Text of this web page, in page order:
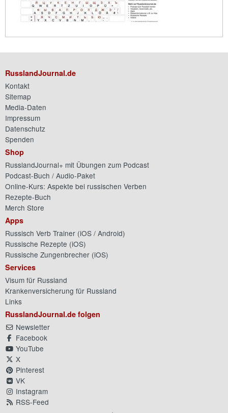
RusslandJournal.de
Kontakt
Sitemap
Media-Daten
Impressum
Datenschutz
Spenden
Shop
RusslandJournal+ mit Übungen zum Podcast
Podcast-Buch / Audio-Paket
Online-Kurs: Aspekte bei russischen Verben
Rezepte-Buch
Merch Store
Apps
Russisch Verb Trainer (iOS / Android)
Russische Rezepte (iOS)
Russische Zungenbrecher (iOS)
Services
Visum für Russland
Krankenversicherung für Russland
Links
RusslandJournal.de folgen
Newsletter
Facebook
YouTube
X
Pinterest
VK
Instagram
RSS-Feed